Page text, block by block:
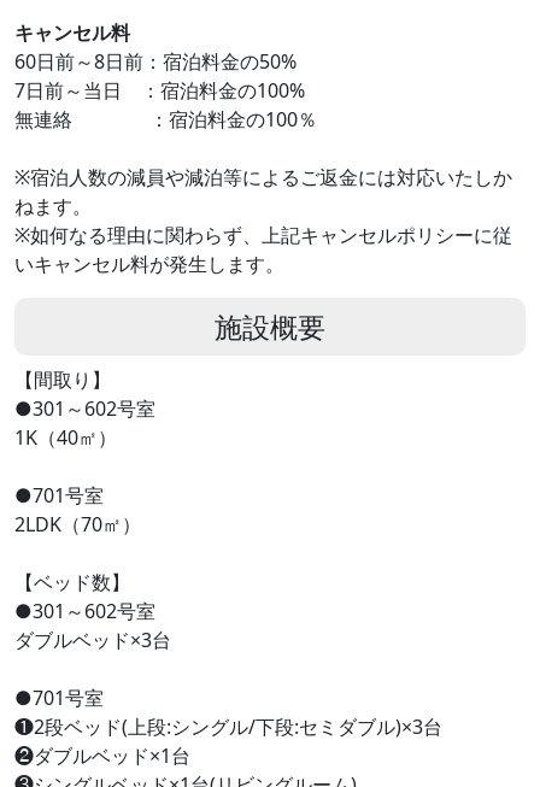
キャンセル料
60日前～8日前：宿泊料金の50%
7日前～当日 ：宿泊料金の100%
無連絡 ：宿泊料金の100％
※宿泊人数の減員や減泊等によるご返金には対応いたしか
ねます。
※如何なる理由に関わらず、上記キャンセルポリシーに従
いキャンセル料が発生します。
施設概要
【間取り】
●301～602号室
1K（40㎡）
●701号室
2LDK（70㎡）
【ベッド数】
●301～602号室
ダブルベッド×3台
●701号室
❶2段ベッド(上段:シングル/下段:セミダブル)×3台
❷ダブルベッド×1台